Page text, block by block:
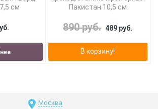
см
Пакистан 10,5 см
890 руб. 489 руб.
В корзину!
Москва